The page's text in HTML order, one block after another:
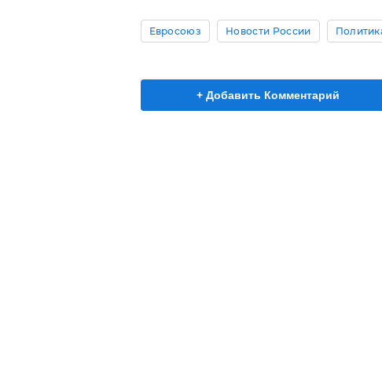
Евросоюз Новости России
+ Добавить Комментарий